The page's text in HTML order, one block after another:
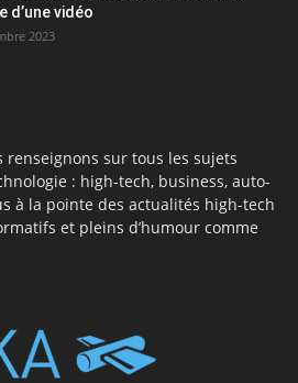
d’une vidéo
2023
renseignons sur tous les sujets
: high-tech, business, auto-
à la pointe des actualités high-tech
et pleins d’humour comme